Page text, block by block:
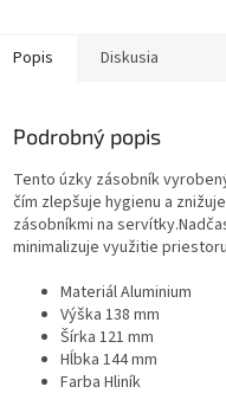
Popis Diskusia
Podrobný popis
Tento úzky zásobník
čím zlepšuje hygienu a
zásobníkmi na
minimalizuje využitie
Materiál Aluminium
Výška 138 mm
Šírka 121 mm
Hĺbka 144 mm
Farba Hliník